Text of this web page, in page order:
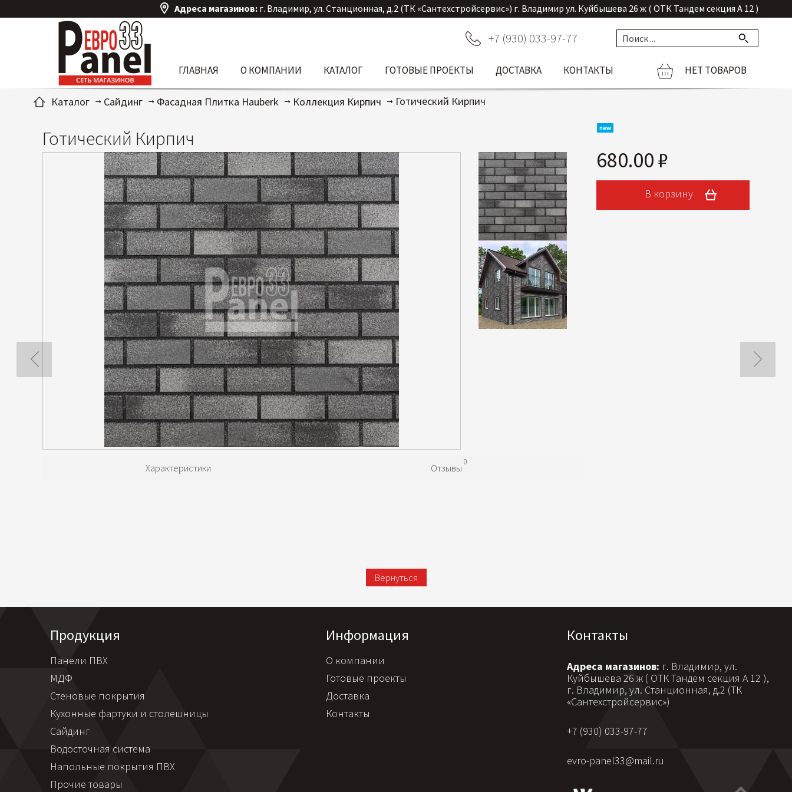
Адреса магазинов: г. Владимир, ул. Станционная, д.2 (ТК «Сантехстройсервис») г. Владимир ул. Куйбышева 26 ж ( ОТК Тандем секция А 12 )
+7 (930) 033-97-77
НЕТ ТОВАРОВ
ГЛАВНАЯ О КОМПАНИИ КАТАЛОГ ГОТОВЫЕ ПРОЕКТЫ ДОСТАВКА КОНТАКТЫ
Каталог Сайдинг Фасадная Плитка Hauberk Коллекция Кирпич Готический Кирпич
Готический Кирпич
680.00 ₽
В корзину
Характеристики Отзывы
0
Вернуться
Продукция
Панели ПВХ
МДФ
Стеновые покрытия
Кухонные фартуки и столешницы
Сайдинг
Водосточная система
Напольные покрытия ПВХ
Прочие товары
Информация
О компании
Готовые проекты
Доставка
Контакты
Контакты
Адреса магазинов: г. Владимир, ул.
Куйбышева 26 ж ( ОТК Тандем секция А 12 ),
г. Владимир, ул. Станционная, д.2 (ТК
«Сантехстройсервис»)
+7 (930) 033-97-77
evro-panel33@mail.ru